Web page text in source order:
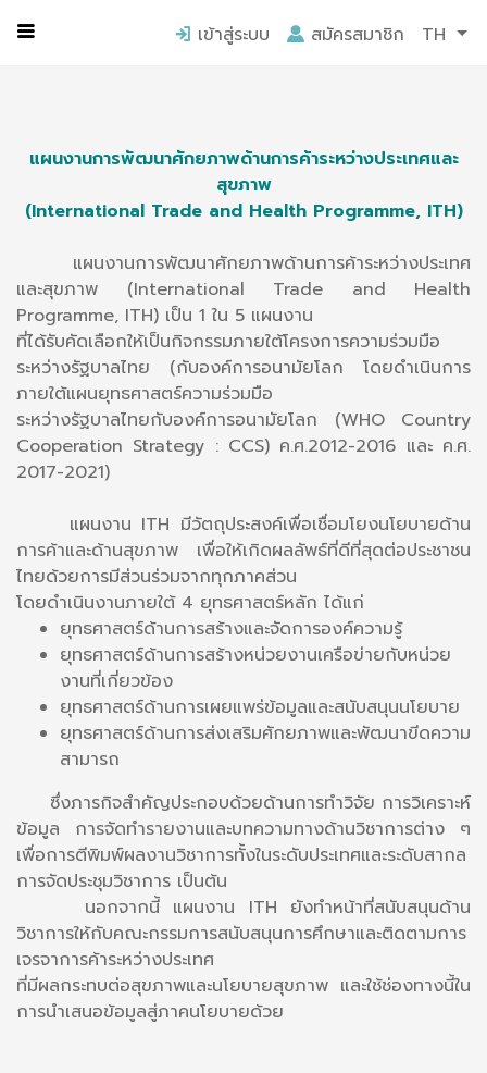
เข้าสู่ระบบ สมัครสมาชิก TH
หน้าแรก ความเป็นมา
แผนงานการพัฒนาศักยภาพด้านการค้าระหว่างประเทศและ
สุขภาพ
(International Trade and Health Programme, ITH)
แผนงานการพัฒนาศักยภาพด้านการค้าระหว่างประเทศ
และสุขภาพ (International Trade and Health
Programme, ITH) เป็น 1 ใน 5 แผนงาน
ที่ได้รับคัดเลือกให้เป็นกิจกรรมภายใต้โครงการความร่วมมือ
ระหว่างรัฐบาลไทย (กับองค์การอนามัยโลก โดยดำเนินการ
ภายใต้แผนยุทธศาสตร์ความร่วมมือ
ระหว่างรัฐบาลไทยกับองค์การอนามัยโลก (WHO Country
Cooperation Strategy : CCS) ค.ศ.2012-2016 และ ค.ศ.
2017-2021)
แผนงาน ITH มีวัตถุประสงค์เพื่อเชื่อมโยงนโยบายด้าน
การค้าและด้านสุขภาพ เพื่อให้เกิดผลลัพธ์ที่ดีที่สุดต่อประชาชน
ไทยด้วยการมีส่วนร่วมจากทุกภาคส่วน
โดยดำเนินงานภายใต้ 4 ยุทธศาสตร์หลัก ได้แก่
ยุทธศาสตร์ด้านการสร้างและจัดการองค์ความรู้
ยุทธศาสตร์ด้านการสร้างหน่วยงานเครือข่ายกับหน่วย
งานที่เกี่ยวข้อง
ยุทธศาสตร์ด้านการเผยแพร่ข้อมูลและสนับสนุนนโยบาย
ยุทธศาสตร์ด้านการส่งเสริมศักยภาพและพัฒนาขีดความ
สามารถ
ซึ่งภารกิจสำคัญประกอบด้วยด้านการทำวิจัย การวิเคราะห์
ข้อมูล การจัดทำรายงานและบทความทางด้านวิชาการต่าง ๆ
เพื่อการตีพิมพ์ผลงานวิชาการทั้งในระดับประเทศและระดับสากล
การจัดประชุมวิชาการ เป็นต้น
นอกจากนี้ แผนงาน ITH ยังทำหน้าที่สนับสนุนด้าน
วิชาการให้กับคณะกรรมการสนับสนุนการศึกษาและติดตามการ
เจรจาการค้าระหว่างประเทศ
ที่มีผลกระทบต่อสุขภาพและนโยบายสุขภาพ และใช้ช่องทางนี้ใน
การนำเสนอข้อมูลสู่ภาคนโยบายด้วย